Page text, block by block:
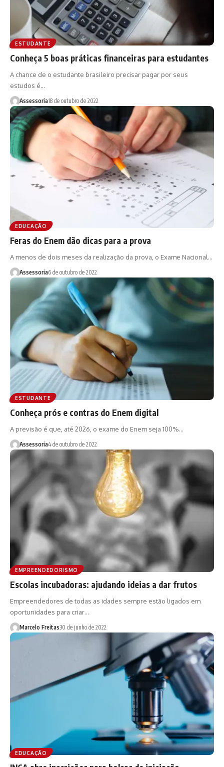
ESTUDANTE
Conheça 5 boas práticas financeiras para estudantes
A chance de o estudante brasileiro precisar pagar por seus
estudos é…
Assessoria18 de outubro de 2022
EDUCAÇÃO
Feras do Enem dão dicas para a prova
A menos de dois meses da realização da prova, o Exame Nacional…
Assessoria6 de outubro de 2022
ESTUDANTE
Conheça prós e contras do Enem digital
A previsão é que, até 2026, o exame do Enem seja 100%…
Assessoria4 de outubro de 2022
EMPREENDEDORISMO
Escolas incubadoras: ajudando ideias a dar frutos
Empreendedores de todas as idades sempre estão ligados em
oportunidades para criar…
Marcelo Freitas30 de junho de 2022
EDUCAÇÃO